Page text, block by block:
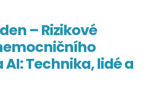
– Rizikové
AI: Technika, lidé a